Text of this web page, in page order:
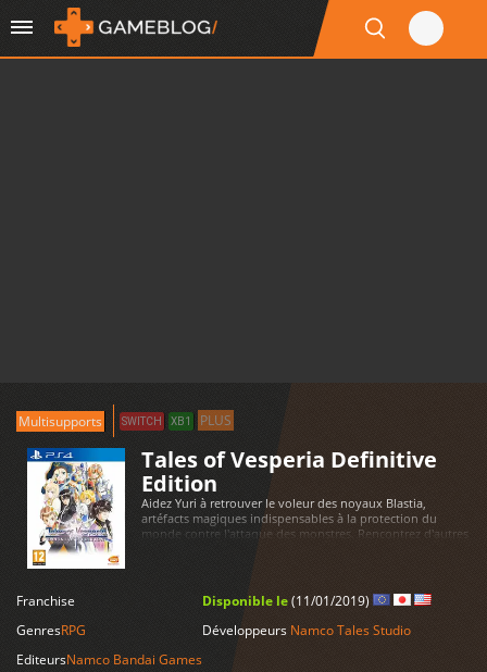
Multisupports SWITCH XB1 PLUS
Tales of Vesperia Definitive
Edition
Aidez Yuri à retrouver le voleur des noyaux Blastia,
artéfacts magiques indispensables à la protection du
monde contre l'attaque des monstres. Rencontrez d'autres
compagnons qui ont chacun leur propre personnalité au
fur et à mesure que vous avancer dans l'aventure. Les
affrontements devenant plus intenses au fil des niveaux,
vivez l'expérience d'un RPG riche et attachant, le tout dans
un décor charmant et coloré, avec une bande son
mélodieuse.
Franchise
GenresRPG
EditeursNamco Bandai Games
Disponible le(11/01/2019)
Développeurs Namco Tales Studio